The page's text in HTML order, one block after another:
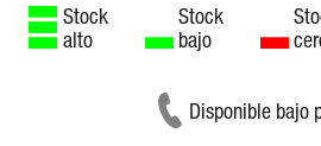
Stock
alto
Stock
bajo
Disponible bajo